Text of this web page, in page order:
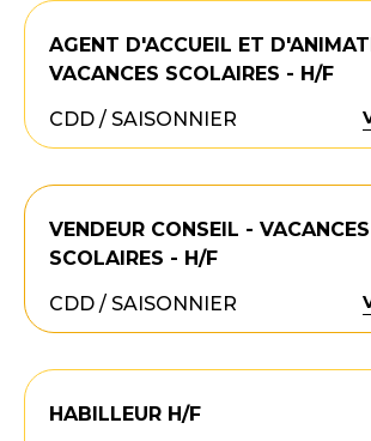
AGENT D'ACCUEIL ET
VACANCES SCOLAIRES - H/F
CDD / SAISONNIER
VENDEUR CONSEIL - VACANCES
SCOLAIRES - H/F
CDD / SAISONNIER
HABILLEUR H/F